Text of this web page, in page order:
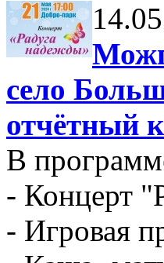
село
отчётный
В
- Концерт
- Игровая